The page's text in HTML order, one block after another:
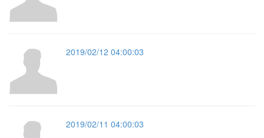
2019/02/12 04:00:03
2019/02/11 04:00:03